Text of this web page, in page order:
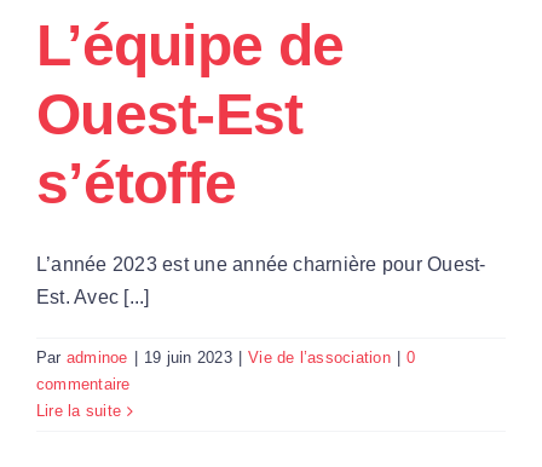
L’équipe de
Ouest-Est
s’étoffe
L’année 2023 est une année charnière pour Ouest-
Est. Avec [...]
Par adminoe 19 juin 2023 Vie de l’association
0
commentaire
Lire la suite